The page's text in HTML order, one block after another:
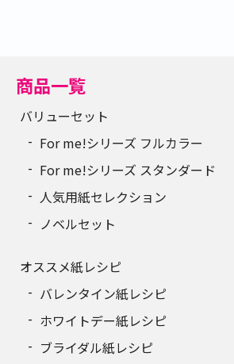
120
130
5,364円
140
5,681円
150
170
180
商品一覧
バリューセット
For me!シリーズ フルカラー
For me!シリーズ スタンダード
人気用紙セレクション
ノベルセット
オススメ紙レシピ
バレンタイン紙レシピ
ホワイトデー紙レシピ
ブライダル紙レシピ